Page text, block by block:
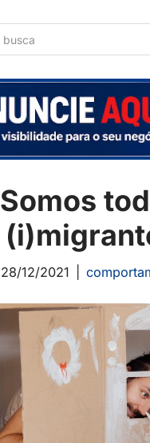
Somos
28/12/2021